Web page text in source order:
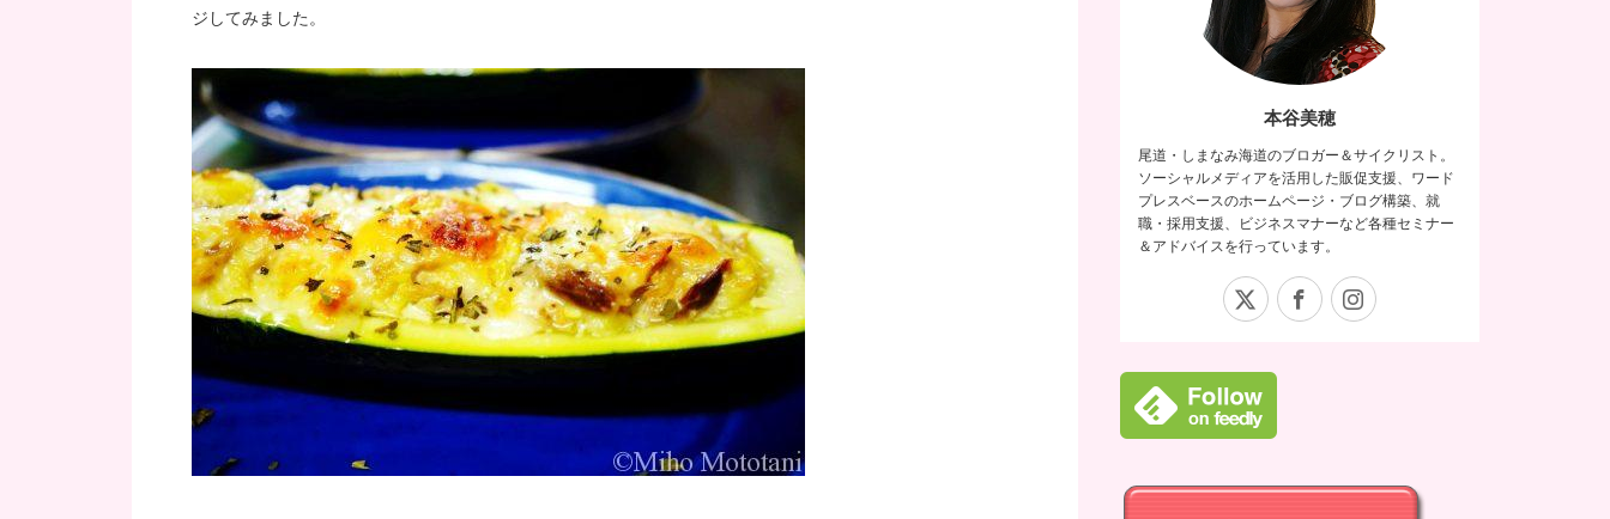
ジしてみました。
本谷美穂
尾道・しまなみ海道のブロガー＆サイクリスト。
ソーシャルメディアを活用した販促支援、ワード
プレスベースのホームページ・ブログ構築、就
職・採用支援、ビジネスマナーなど各種セミナー
＆アドバイスを行っています。
Facebook